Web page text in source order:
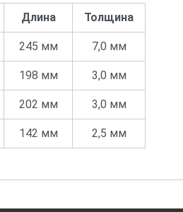
Длина Толщина
245 мм 7,0 мм
198 мм 3,0 мм
202 мм 3,0 мм
142 мм 2,5 мм